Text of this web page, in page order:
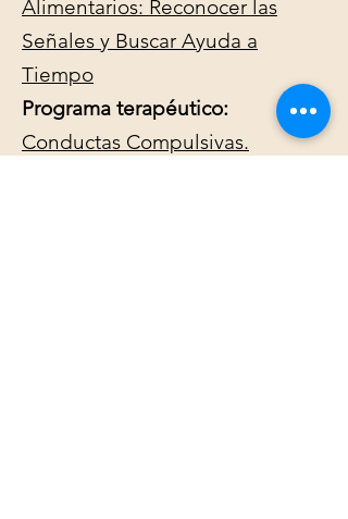
Alimentarios: Reconocer las
Señales y Buscar Ayuda a
Tiempo
Programa terapéutico:
Conductas Compulsivas.